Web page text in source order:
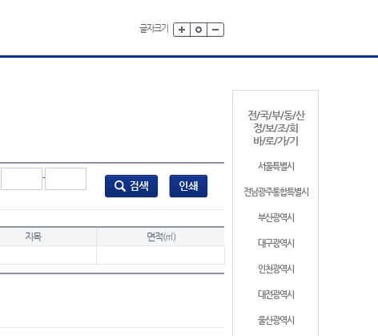
글자크기
전/국/부/동/산
정/보/조/회
바/로/가/기
서울특별시
전남광주통합특별시
부산광역시
대구광역시
인천광역시
대전광역시
울산광역시
-
지목 면적(㎡)